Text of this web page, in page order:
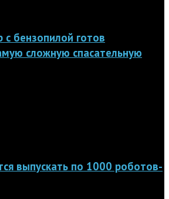
с бензопилой готов
сложную спасательную
выпускать по 1000 роботов-